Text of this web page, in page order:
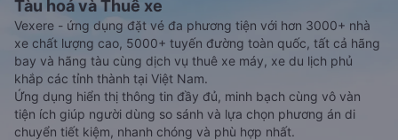
Tàu hoả và Thuê xe
Vexere - ứng dụng đặt vé đa phương tiện với hơn 3000+ nhà
xe chất lượng cao, 5000+ tuyến đường toàn quốc, tất cả hãng
bay và hãng tàu cùng dịch vụ thuê xe máy, xe du lịch phủ
khắp các tỉnh thành tại Việt Nam.
Ứng dụng hiển thị thông tin đầy đủ, minh bạch cùng vô vàn
tiện ích giúp người dùng so sánh và lựa chọn phương án di
chuyển tiết kiệm, nhanh chóng và phù hợp nhất.